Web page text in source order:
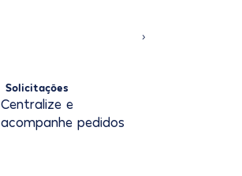
Solicitações
Centralize e
acompanhe pedidos